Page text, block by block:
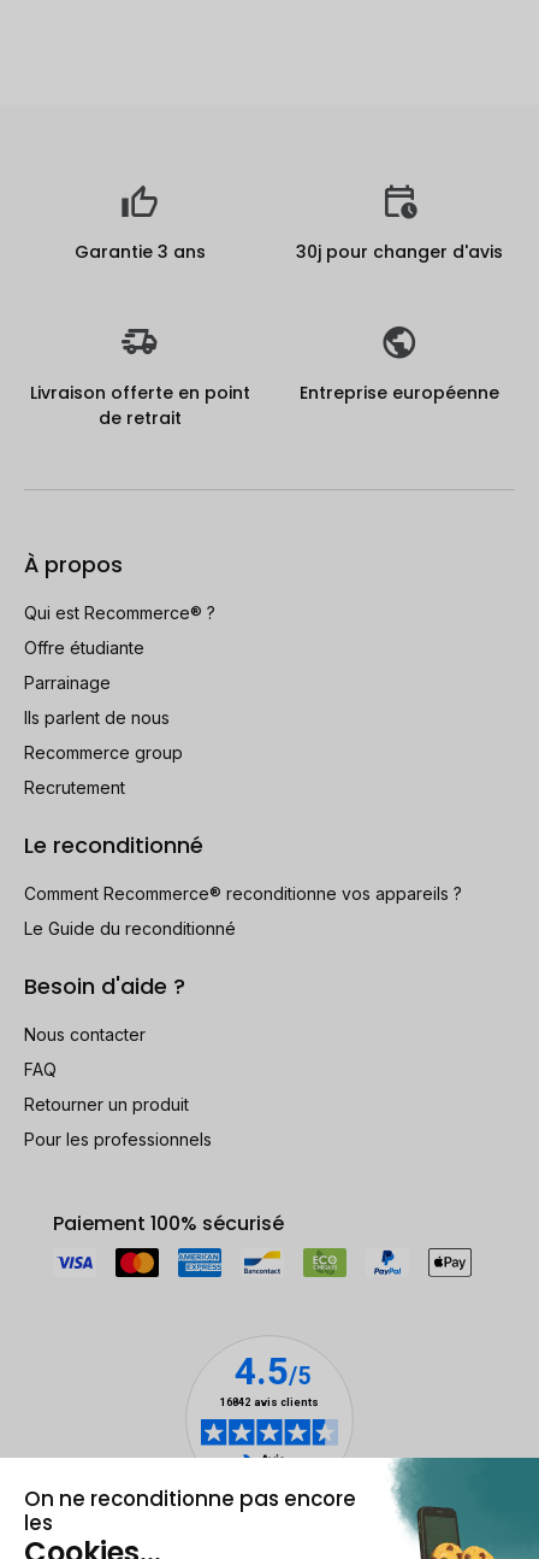
Garantie 3 ans 30j pour changer d'avis
Livraison offerte en point
de retrait
Entreprise européenne
À propos
Qui est Recommerce® ?
Offre étudiante
Parrainage
Ils parlent de nous
Recommerce group
Recrutement
Le reconditionné
Comment Recommerce® reconditionne vos appareils ?
Le Guide du reconditionné
Besoin d'aide ?
Nous contacter
FAQ
Retourner un produit
Pour les professionnels
Paiement 100% sécurisé